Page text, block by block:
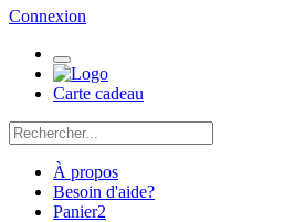
Connexion
Carte cadeau
À propos
Besoin d'aide?
Panier2